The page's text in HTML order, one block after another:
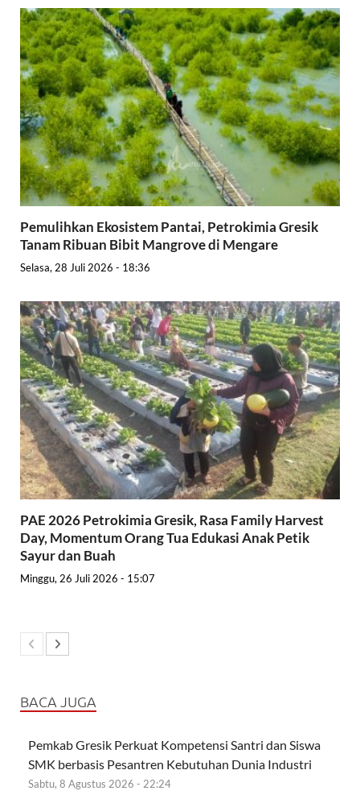
Pemulihkan Ekosistem Pantai, Petrokimia Gresik
Tanam Ribuan Bibit Mangrove di Mengare
Selasa, 28 Juli 2026 - 18:36
PAE 2026 Petrokimia Gresik, Rasa Family Harvest
Day, Momentum Orang Tua Edukasi Anak Petik
Sayur dan Buah
Minggu, 26 Juli 2026 - 15:07
BACA JUGA
Pemkab Gresik Perkuat Kompetensi Santri dan Siswa
SMK berbasis Pesantren Kebutuhan Dunia Industri
Sabtu, 8 Agustus 2026 - 22:24